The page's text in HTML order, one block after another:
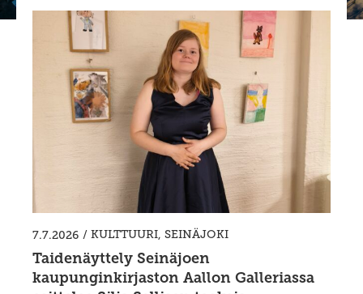
7.7.2026 / KULTTUURI, SEINÄJOKI
Taidenäyttely Seinäjoen
kaupunginkirjaston Aallon Galleriassa